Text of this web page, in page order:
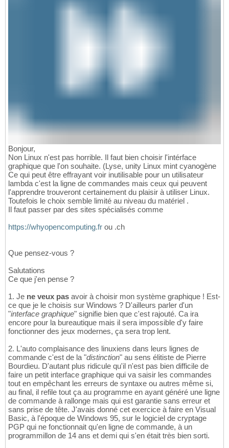
Bonjour,
Non Linux n'est pas horrible. Il faut bien choisir l'intérface
graphique que l'on souhaite. (Lyse, unity Linux mint cyanogène
Ce qui peut être effrayant voir inutilisable pour un utilisateur
lambda c'est la ligne de commandes mais ceux qui peuvent
l'apprendre trouveront certainement du plaisir à utiliser Linux.
Toutefois le choix semble limité au niveau du matériel .
Il faut passer par des sites spécialisés comme
https://whyopencomputing.fr ou .ch
Que pensez-vous ?
Salutations
Ce que j'en pense ?
1. Je ne veux pas avoir à choisir mon système graphique ! Est-
ce que je le choisis sur Windows ? D'ailleurs parler d'un
"interface graphique" signifie bien que c'est rajouté. Ca ira
encore pour la bureautique mais il sera impossible d'y faire
fonctionner des jeux modernes, ça sera trop lent.
2. L'auto complaisance des linuxiens dans leurs lignes de
commande c'est de la "distinction" au sens élitiste de Pierre
Bourdieu. D'autant plus ridicule qu'il n'est pas bien difficile de
faire un petit interface graphique qui va saisir les commandes
tout en empêchant les erreurs de syntaxe ou autres même si,
au final, il refile tout ça au programme en ayant généré une ligne
de commande à rallonge mais qui est garantie sans erreur et
sans prise de tête. J'avais donné cet exercice à faire en Visual
Basic, à l'époque de Windows 95, sur le logiciel de cryptage
PGP qui ne fonctionnait qu'en ligne de commande, à un
programmillon de 14 ans et demi qui s'en était très bien sorti.